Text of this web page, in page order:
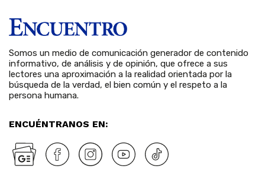
Somos un medio de comunicación generador de contenido
informativo, de análisis y de opinión, que ofrece a sus
lectores una aproximación a la realidad orientada por la
búsqueda de la verdad, el bien común y el respeto a la
persona humana.
ENCUÉNTRANOS EN: